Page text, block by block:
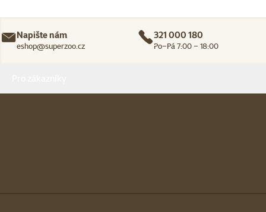
Napište nám
eshop@superzoo.cz
321 000 180
Po–Pá 7:00 – 18:00